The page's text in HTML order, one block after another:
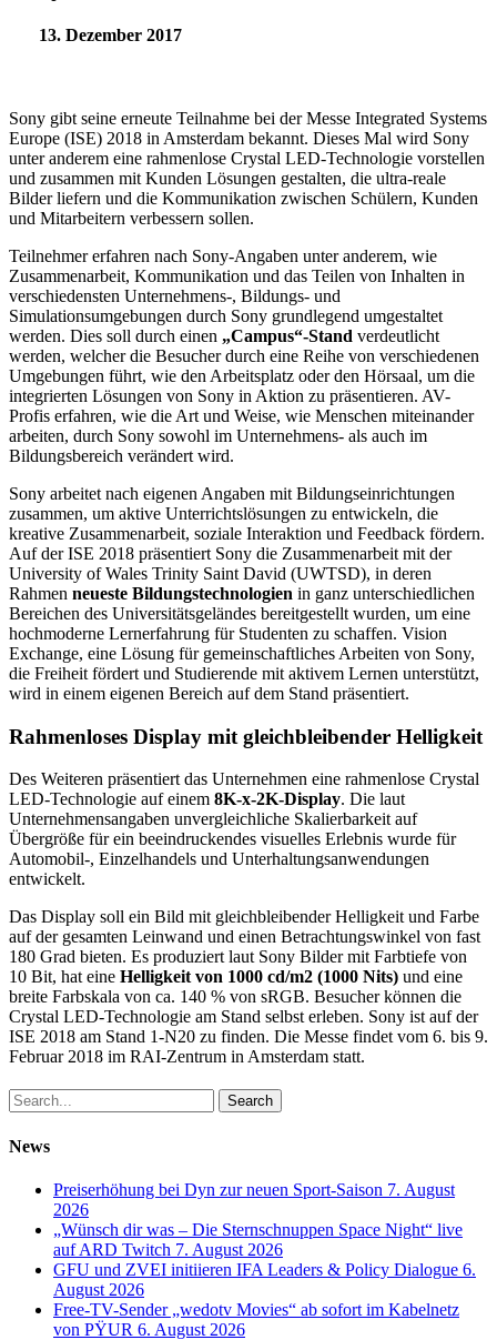
13. Dezember 2017
Sony gibt seine erneute Teilnahme bei der Messe Integrated Systems
Europe (ISE) 2018 in Amsterdam bekannt. Dieses Mal wird Sony
unter anderem eine rahmenlose Crystal LED-Technologie vorstellen
und zusammen mit Kunden Lösungen gestalten, die ultra-reale
Bilder liefern und die Kommunikation zwischen Schülern, Kunden
und Mitarbeitern verbessern sollen.
Teilnehmer erfahren nach Sony-Angaben unter anderem, wie
Zusammenarbeit, Kommunikation und das Teilen von Inhalten in
verschiedensten Unternehmens-, Bildungs- und
Simulationsumgebungen durch Sony grundlegend umgestaltet
werden. Dies soll durch einen „Campus“-Stand verdeutlicht
werden, welcher die Besucher durch eine Reihe von verschiedenen
Umgebungen führt, wie den Arbeitsplatz oder den Hörsaal, um die
integrierten Lösungen von Sony in Aktion zu präsentieren. AV-
Profis erfahren, wie die Art und Weise, wie Menschen miteinander
arbeiten, durch Sony sowohl im Unternehmens- als auch im
Bildungsbereich verändert wird.
Sony arbeitet nach eigenen Angaben mit Bildungseinrichtungen
zusammen, um aktive Unterrichtslösungen zu entwickeln, die
kreative Zusammenarbeit, soziale Interaktion und Feedback fördern.
Auf der ISE 2018 präsentiert Sony die Zusammenarbeit mit der
University of Wales Trinity Saint David (UWTSD), in deren
Rahmen neueste Bildungstechnologien in ganz unterschiedlichen
Bereichen des Universitätsgeländes bereitgestellt wurden, um eine
hochmoderne Lernerfahrung für Studenten zu schaffen. Vision
Exchange, eine Lösung für gemeinschaftliches Arbeiten von Sony,
die Freiheit fördert und Studierende mit aktivem Lernen unterstützt,
wird in einem eigenen Bereich auf dem Stand präsentiert.
Rahmenloses Display mit gleichbleibender Helligkeit
Des Weiteren präsentiert das Unternehmen eine rahmenlose Crystal
LED-Technologie auf einem 8K-x-2K-Display. Die laut
Unternehmensangaben unvergleichliche Skalierbarkeit auf
Übergröße für ein beeindruckendes visuelles Erlebnis wurde für
Automobil-, Einzelhandels und Unterhaltungsanwendungen
entwickelt.
Das Display soll ein Bild mit gleichbleibender Helligkeit und Farbe
auf der gesamten Leinwand und einen Betrachtungswinkel von fast
180 Grad bieten. Es produziert laut Sony Bilder mit Farbtiefe von
10 Bit, hat eine Helligkeit von 1000 cd/m2 (1000 Nits) und eine
breite Farbskala von ca. 140 % von sRGB. Besucher können die
Crystal LED-Technologie am Stand selbst erleben. Sony ist auf der
ISE 2018 am Stand 1-N20 zu finden. Die Messe findet vom 6. bis 9.
Februar 2018 im RAI-Zentrum in Amsterdam statt.
Search
News
Preiserhöhung bei Dyn zur neuen Sport-Saison 7. August
2026
„Wünsch dir was – Die Sternschnuppen Space Night“ live
auf ARD Twitch 7. August 2026
GFU und ZVEI initiieren IFA Leaders & Policy Dialogue 6.
August 2026
Free-TV-Sender „wedotv Movies“ ab sofort im Kabelnetz
von PŸUR 6. August 2026